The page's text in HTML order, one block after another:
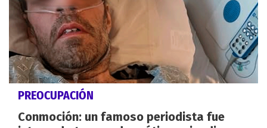
PREOCUPACIÓN
Conmoción: un famoso periodista fue